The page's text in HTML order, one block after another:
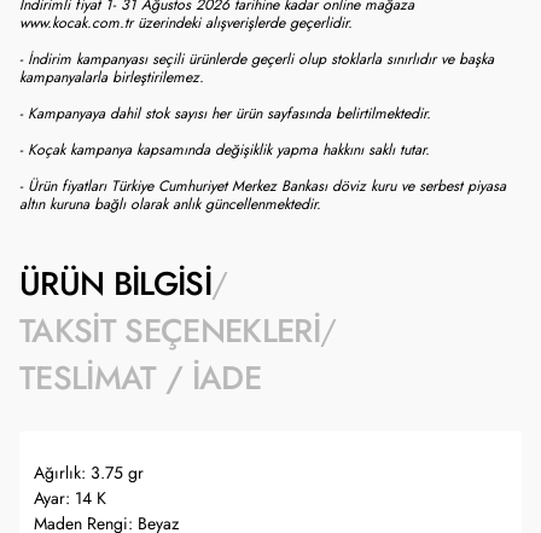
İndirimli fiyat 1- 31 Ağustos 2026 tarihine kadar online mağaza
www.kocak.com.tr üzerindeki alışverişlerde geçerlidir.
- İndirim kampanyası seçili ürünlerde geçerli olup stoklarla sınırlıdır ve başka
kampanyalarla birleştirilemez.
- Kampanyaya dahil stok sayısı her ürün sayfasında belirtilmektedir.
- Koçak kampanya kapsamında değişiklik yapma hakkını saklı tutar.
- Ürün fiyatları Türkiye Cumhuriyet Merkez Bankası döviz kuru ve serbest piyasa
altın kuruna bağlı olarak anlık güncellenmektedir.
ÜRÜN BILGISI
TAKSIT SEÇENEKLERI
TESLIMAT / İADE
Ağırlık: 3.75 gr
Ayar: 14 K
Maden Rengi: Beyaz